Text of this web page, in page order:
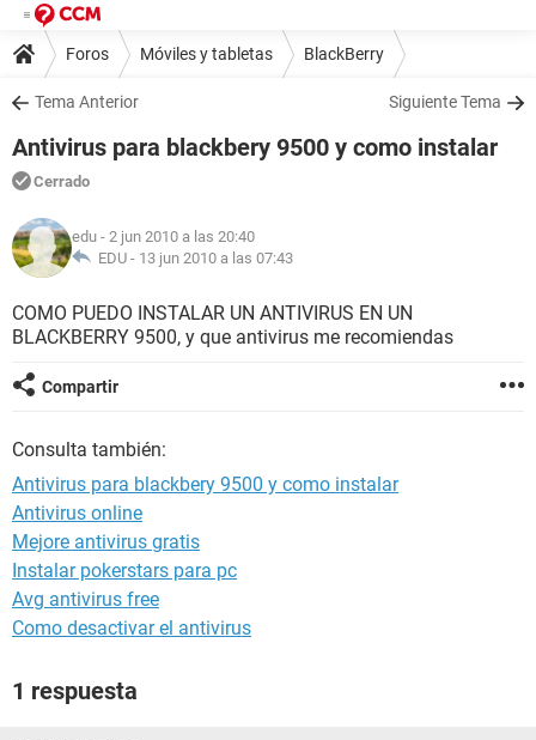
Foros Móviles y tabletas BlackBerry
Tema Anterior Siguiente Tema
Antivirus para blackbery 9500 y como instalar
Cerrado
edu - 2 jun 2010 a las 20:40
EDU - 13 jun 2010 a las 07:43
COMO PUEDO INSTALAR UN ANTIVIRUS EN UN
BLACKBERRY 9500, y que antivirus me recomiendas
Compartir
Consulta también:
Antivirus para blackbery 9500 y como instalar
Antivirus online
Mejore antivirus gratis
Instalar pokerstars para pc
Avg antivirus free
Como desactivar el antivirus
1 respuesta